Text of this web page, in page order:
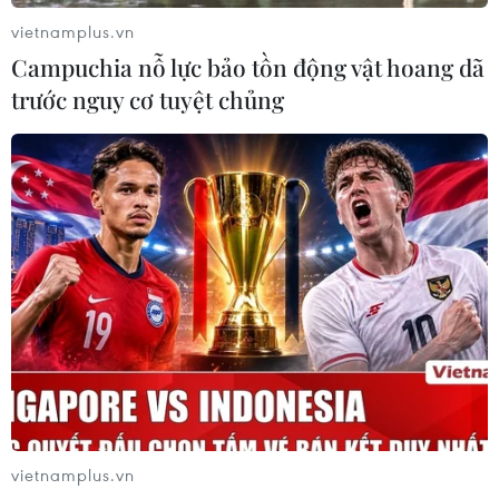
#trông giữ trẻ #baby boomer
Theo dõi VietnamPlus
TIN LIÊN QUAN
vietnamplus.vn
Campuchia nỗ lực bảo tồn động vật hoang dã
trước nguy cơ tuyệt chủng
vietnamplus.vn